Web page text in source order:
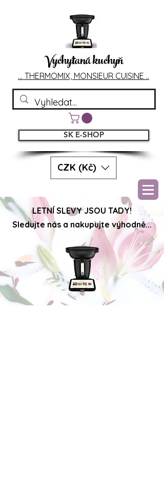
Vychytaná kuchyň
... THERMOMIX, MONSIEUR CUISINE ..
CZK (Kč)
SK E-SHOP
LETNÍ SLEVY JSOU TADY!
Sledujte nás a nakupujte výhodně...